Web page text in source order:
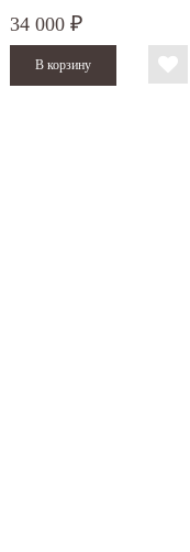
34 000 ₽